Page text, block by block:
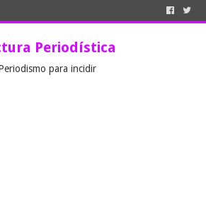
Periodística
para incidir